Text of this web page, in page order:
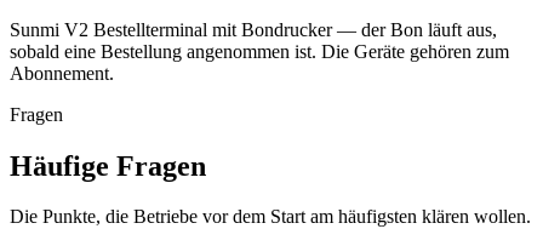
Sunmi V2 Bestellterminal mit Bondrucker — der Bon läuft aus,
sobald eine Bestellung angenommen ist. Die Geräte gehören zum
Abonnement.
Fragen
Häufige Fragen
Die Punkte, die Betriebe vor dem Start am häufigsten klären wollen.